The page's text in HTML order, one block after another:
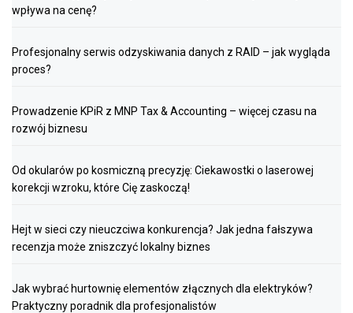
wpływa na cenę?
Profesjonalny serwis odzyskiwania danych z RAID – jak wygląda
proces?
Prowadzenie KPiR z MNP Tax & Accounting – więcej czasu na
rozwój biznesu
Od okularów po kosmiczną precyzję: Ciekawostki o laserowej
korekcji wzroku, które Cię zaskoczą!
Hejt w sieci czy nieuczciwa konkurencja? Jak jedna fałszywa
recenzja może zniszczyć lokalny biznes
Jak wybrać hurtownię elementów złącznych dla elektryków?
Praktyczny poradnik dla profesjonalistów